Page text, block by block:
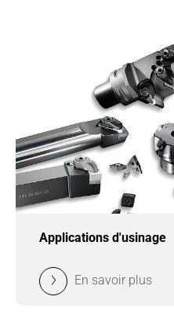
Applications d'usinage
En savoir plus